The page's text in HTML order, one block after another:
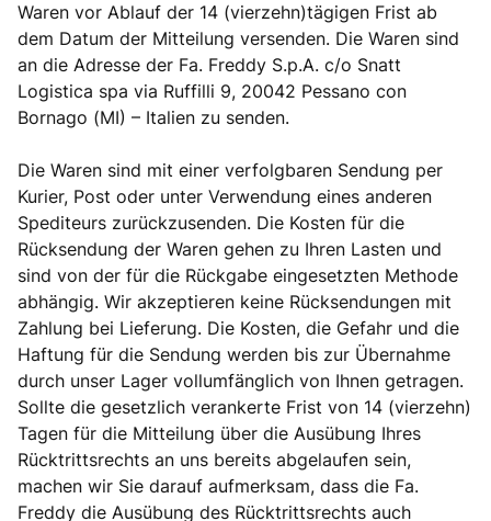
Waren vor Ablauf der 14 (vierzehn)tägigen Frist ab
dem Datum der Mitteilung versenden. Die Waren sind
an die Adresse der Fa. Freddy S.p.A. c/o Snatt
Logistica spa via Ruffilli 9, 20042 Pessano con
Bornago (MI) – Italien zu senden.
Die Waren sind mit einer verfolgbaren Sendung per
Kurier, Post oder unter Verwendung eines anderen
Spediteurs zurückzusenden. Die Kosten für die
Rücksendung der Waren gehen zu Ihren Lasten und
sind von der für die Rückgabe eingesetzten Methode
abhängig. Wir akzeptieren keine Rücksendungen mit
Zahlung bei Lieferung. Die Kosten, die Gefahr und die
Haftung für die Sendung werden bis zur Übernahme
durch unser Lager vollumfänglich von Ihnen getragen.
Sollte die gesetzlich verankerte Frist von 14 (vierzehn)
Tagen für die Mitteilung über die Ausübung Ihres
Rücktrittsrechts an uns bereits abgelaufen sein,
machen wir Sie darauf aufmerksam, dass die Fa.
Freddy die Ausübung des Rücktrittsrechts auch